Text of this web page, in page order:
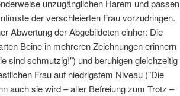
unzugänglichen Harem und passen
der verschleierten Frau vorzudringen.
Abwertung der Abgebildeten einher: Die
Beine in mehreren Zeichnungen erinnern
sind schmutzig!") und beruhigen gleichzeitig
Frau auf niedrigstem Niveau ("Die
auch sie wird – aller Befreiung zum Trotz –